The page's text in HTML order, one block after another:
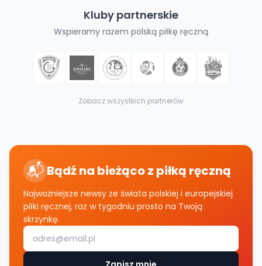
Kluby partnerskie
Wspieramy razem polską piłkę ręczną
Zobacz wszystkich partnerów
📬 Bądź na bieżąco z piłką ręczną
Najważniejsze newsy ze świata polskiej i europejskiej
piłki ręcznej, raz w tygodniu prosto na Twoją
skrzynkę.